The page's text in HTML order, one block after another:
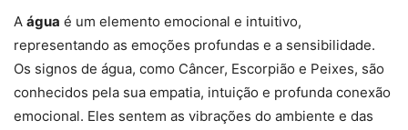
A água é um elemento emocional e intuitivo,
representando as emoções profundas e a sensibilidade.
Os signos de água, como Câncer, Escorpião e Peixes, são
conhecidos pela sua empatia, intuição e profunda conexão
emocional. Eles sentem as vibrações do ambiente e das